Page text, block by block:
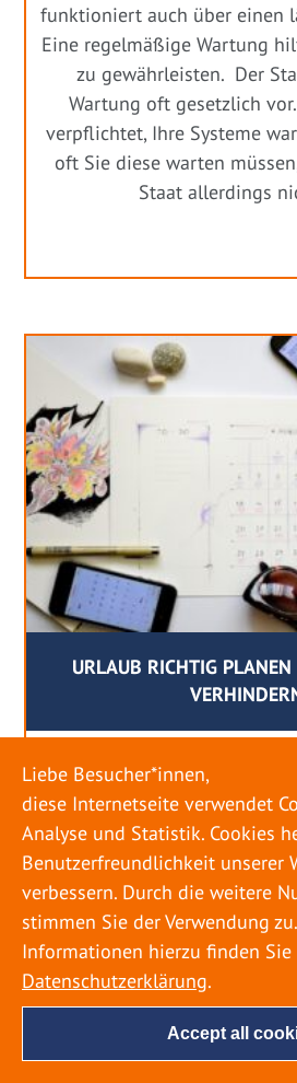
funktioniert auch über einen
Eine regelmäßige Wartung
zu gewährleisten. Der
Wartung oft gesetzlich
verpflichtet, Ihre Systeme
oft Sie diese warten
Staat allerdings
URLAUB RICHTIG
18. MAI 2022
Egal ob Sommer oder
genießen ihren Urlaub. Dabei
weiter weg, die Anderen
lieber in der Heimat. Wenn
Zeit wegfahren möchten, gibt
beachten, damit nicht
Überraschung auf Sie
möglichst entspannten
Accept all
Liebe Besucher*innen,
diese Internetseite verwendet
Analyse und Statistik. Cookies
Benutzerfreundlichkeit unserer
verbessern. Durch die weitere
stimmen Sie der Verwendung
Informationen hierzu finden Sie
Datenschutzerklärung.